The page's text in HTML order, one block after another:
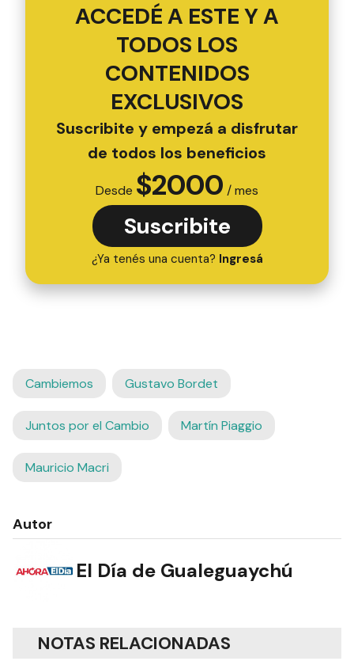
ACCEDÉ A ESTE Y A
TODOS LOS
CONTENIDOS
EXCLUSIVOS
Suscribite y empezá a disfrutar
de todos los beneficios
Desde $2000 / mes
Suscribite
¿Ya tenés una cuenta? Ingresá
Cambiemos Gustavo Bordet
Juntos por el Cambio Martín Piaggio
Mauricio Macri
Autor
El Día de Gualeguaychú
NOTAS RELACIONADAS